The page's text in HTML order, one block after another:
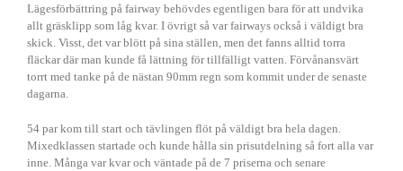
Lägesförbättring på fairway behövdes egentligen bara för att undvika
allt gräsklipp som låg kvar. I övrigt så var fairways också i väldigt bra
skick. Visst, det var blött på sina ställen, men det fanns alltid torra
fläckar där man kunde få lättning för tillfälligt vatten. Förvånansvärt
torrt med tanke på de nästan 90mm regn som kommit under de senaste
dagarna.
54 par kom till start och tävlingen flöt på väldigt bra hela dagen.
Mixedklassen startade och kunde hålla sin prisutdelning så fort alla var
inne. Många var kvar och väntade på de 7 priserna och senare